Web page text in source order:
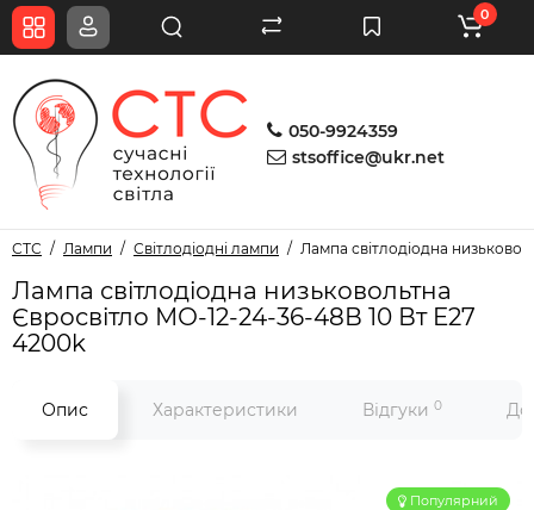
050-9924359
stsoffice@ukr.net
0
СТС Лампи Світлодіодні лампи Лампа світлодіодна
Лампа світлодіодна низьковольтна
Євросвітло МО-12-24-36-48В 10 Вт E27
4200k
Опис Характеристики Відгуки 0
Популярний